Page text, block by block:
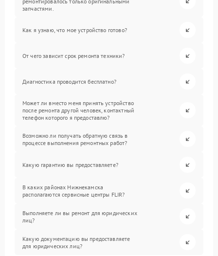
запчастями.
Как я узнаю, что мое устройство готово?
От чего зависит срок ремонта техники?
Диагностика проводится бесплатно?
Может ли вместо меня принять устройство
после ремонта другой человек, контактный
телефон которого я предоставлю?
Возможно ли получать обратную связь в
процессе выполнения ремонтных работ?
Какую гарантию вы предоставляете?
В каких районах Нижнекамска
располагаются сервисные центры FLIR?
Выполняете ли вы ремонт для юридических
лиц?
Какую документацию вы предоставляете
для юридических лиц?